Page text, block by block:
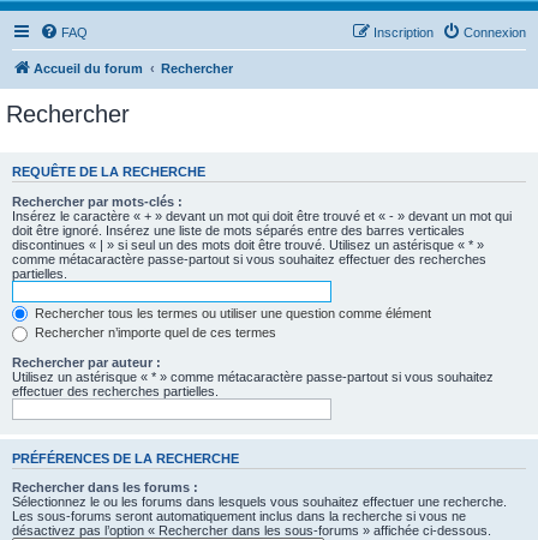
FAQ Connexion
Inscription
Accueil du forum Rechercher
Rechercher
REQUÊTE DE LA RECHERCHE
Rechercher par mots-clés :
Insérez le caractère « + » devant un mot qui doit être trouvé et « - » devant un mot qui
doit être ignoré. Insérez une liste de mots séparés entre des barres verticales
discontinues « | » si seul un des mots doit être trouvé. Utilisez un astérisque « * »
comme métacaractère passe-partout si vous souhaitez effectuer des recherches
partielles.
Rechercher tous les termes ou utiliser une question comme élément
Rechercher n’importe quel de ces termes
Rechercher par auteur :
Utilisez un astérisque « * » comme métacaractère passe-partout si vous souhaitez
effectuer des recherches partielles.
PRÉFÉRENCES DE LA RECHERCHE
Rechercher dans les forums :
Sélectionnez le ou les forums dans lesquels vous souhaitez effectuer une recherche.
Les sous-forums seront automatiquement inclus dans la recherche si vous ne
désactivez pas l’option « Rechercher dans les sous-forums » affichée ci-dessous.